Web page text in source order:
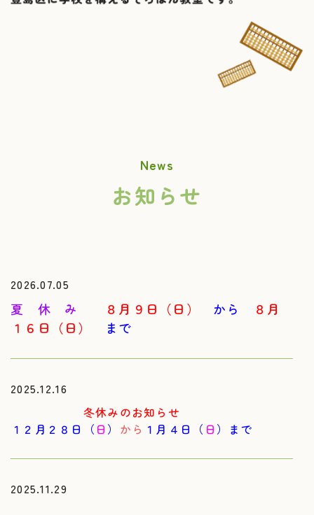
News
お知らせ
2026.07.05
夏 休 み ８月９日（日） から
８月
１６日（日）
まで
2025.12.16
冬休みのお知らせ
１２月２８日（ 日 ） から １月４日（ 日 ）まで
2025.11.29